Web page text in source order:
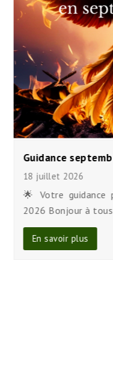
Guidance
18 juillet 2026
🌟 Votre guidance
2026 Bonjour à
En savoir plus